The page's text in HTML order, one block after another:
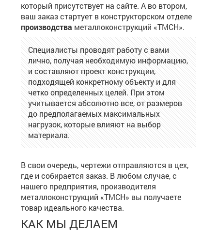
который присутствует на сайте. А во втором,
ваш заказ стартует в конструкторском отделе
производства металлоконструкций «ТМСН».
Специалисты проводят работу с вами
лично, получая необходимую информацию,
и составляют проект конструкции,
подходящей конкретному объекту и для
четко определенных целей. При этом
учитывается абсолютно все, от размеров
до предполагаемых максимальных
нагрузок, которые влияют на выбор
материала.
В свои очередь, чертежи отправляются в цех,
где и собирается заказ. В любом случае, с
нашего предприятия, производителя
металлоконструкций «ТМСН» вы получаете
товар идеального качества.
КАК МЫ ДЕЛАЕМ